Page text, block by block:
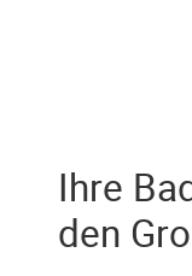
Ihre
den